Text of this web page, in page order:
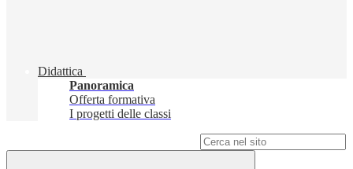
Didattica
Panoramica
Offerta formativa
I progetti delle classi